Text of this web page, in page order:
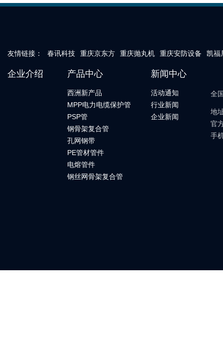
友情链接： 春讯科技 重庆京东方 重庆抛丸机 重庆安防设备 凯福
企业介绍 产品中心
西洲新产品
MPP电力电缆保护管
PSP管
钢骨架复合管
孔网钢带
PE管材管件
电熔管件
钢丝网骨架复合管
新闻中心
活动通知
行业新闻
企业新闻
全
地
官
手